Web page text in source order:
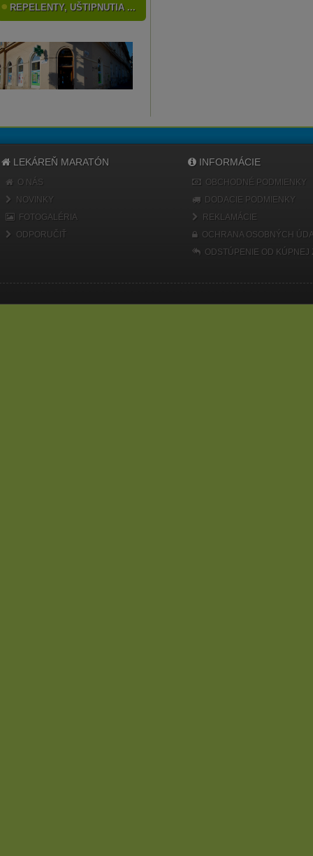
REPELENTY, UŠTIPNUTIA ...
LEKÁREŇ MARATÓN
O NÁS
NOVINKY
FOTOGALÉRIA
ODPORUČIŤ
INFORMÁCIE
OBCHODNÉ PODMIENKY
DODACIE PODMIENKY
REKLAMÁCIE
OCHRANA OSOBNÝCH
ODSTÚPENIE OD KÚPNEJ